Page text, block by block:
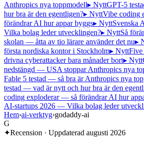
Anthropics nya toppmodell▸ NyttGPT-5
hur bra är den egentligen?▸ NyttVibe coding
förändrar AI hur appar byggs▸ NyttSvenska
Vilka bolag leder utvecklingen?▸ NyttSå
skolan — åtta av tio lärare använder det nu▸
första nordiska kontor i Stockholm▸ NyttFive
drivna cyberattacker bara månader bort▸ Nytt
nedstängd — USA stoppar Anthropics nya
Fable 5 testad — så bra är Anthropics nya
testad — vad är nytt och hur bra är den
coding exploderar — så förändrar AI hur
AI-startups 2026 — Vilka bolag leder
Hem›ai-verktyg›godaddy-ai
G
✦Recension · Uppdaterad augusti 2026